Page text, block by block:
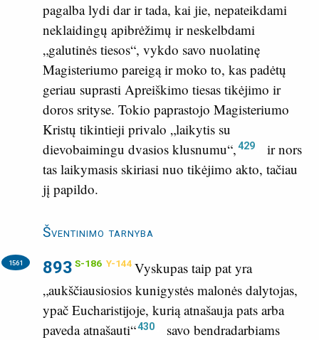
pagalba lydi dar ir tada, kai jie, nepateikdami
neklaidingų apibrėžimų ir neskelbdami
„galutinės tiesos“, vykdo savo nuolatinę
Magisteriumo pareigą ir moko to, kas padėtų
geriau suprasti Apreiškimo tiesas tikėjimo ir
doros srityse. Tokio paprastojo Magisteriumo
Kristų tikintieji privalo „laikytis su
dievobaimingu dvasios klusnumu“,429
ir nors
tas laikymasis skiriasi nuo tikėjimo akto, tačiau
jį papildo.
Šventinimo tarnyba
893 S-186 Y-144
1561
Vyskupas taip pat yra
„aukščiausiosios kunigystės malonės dalytojas,
ypač Eucharistijoje, kurią atnašauja pats arba
paveda atnašauti“430
savo bendradarbiams